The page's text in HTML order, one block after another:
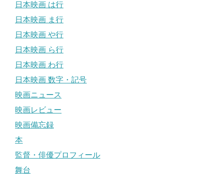
日本映画 は行
日本映画 ま行
日本映画 や行
日本映画 ら行
日本映画 わ行
日本映画 数字・記号
映画ニュース
映画レビュー
映画備忘録
本
監督・俳優プロフィール
舞台